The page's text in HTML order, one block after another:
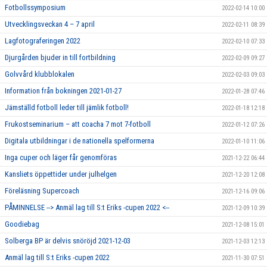
Fotbollssymposium 2022-02-14 10:00
Utvecklingsveckan 4 – 7 april 2022-02-11 08:39
Lagfotograferingen 2022 2022-02-10 07:33
Djurgården bjuder in till fortbildning 2022-02-09 09:27
Golvvård klubblokalen 2022-02-03 09:03
Information från bokningen 2021-01-27 2022-01-28 07:46
Jämställd fotboll leder till jämlik fotboll! 2022-01-18 12:18
Frukostseminarium – att coacha 7 mot 7-fotboll 2022-01-12 07:26
Digitala utbildningar i de nationella spelformerna 2022-01-10 11:06
Inga cuper och läger får genomföras 2021-12-22 06:44
Kansliets öppettider under julhelgen 2021-12-20 12:08
Föreläsning Supercoach 2021-12-16 09:06
PÅMINNELSE --> Anmäl lag till S:t Eriks -cupen 2022 <-- 2021-12-09 10:39
Goodiebag 2021-12-08 15:01
Solberga BP är delvis snöröjd 2021-12-03 2021-12-03 12:13
Anmäl lag till S:t Eriks -cupen 2022 2021-11-30 07:51